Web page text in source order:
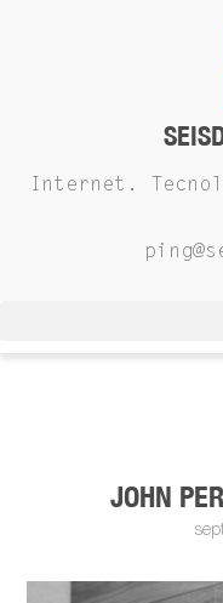
Internet.
JOHN